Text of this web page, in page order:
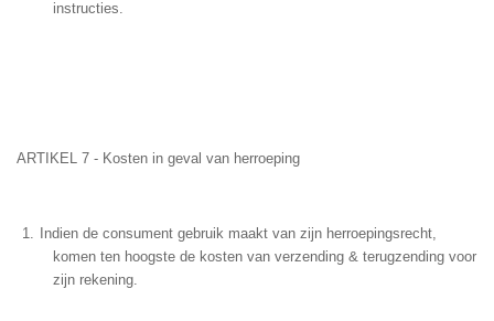
instructies.
ARTIKEL 7 - Kosten in geval van herroeping
Indien de consument gebruik maakt van zijn herroepingsrecht,
komen ten hoogste de kosten van verzending & terugzending voor
zijn rekening.